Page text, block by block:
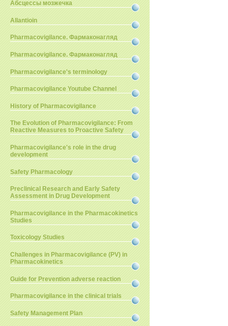
Абсцессы мозжечка
Allantioin
Pharmacovigilance. Фармаконагляд
Pharmacovigilance. Фармаконагляд
Pharmacovigilance's terminology
Pharmacovigilance Youtube Channel
History of Pharmacovigilance
The Evolution of Pharmacovigilance: From
Reactive Measures to Proactive Safety
Pharmacovigilance's role in the drug
development
Safety Pharmacology
Preclinical Research and Early Safety
Assessment in Drug Development
Pharmacovigilance in the Pharmacokinetics
Studies
Toxicology Studies
Challenges in Pharmacovigilance (PV) in
Pharmacokinetics
Guide for Prevention adverse reaction
Pharmacovigilance in the clinical trials
Safety Management Plan